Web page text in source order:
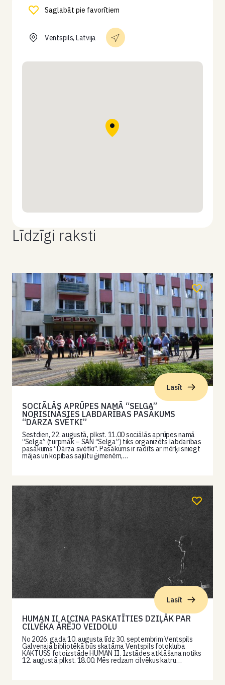
Saglabāt pie favorītiem
Ventspils, Latvija
Līdzīgi raksti
Lasīt
SOCIĀLĀS APRŪPES NAMĀ “SELGA”
NORISINĀSIES LABDARĪBAS PASĀKUMS
“DĀRZA SVĒTKI”
Sestdien, 22. augustā, plkst. 11.00 sociālās aprūpes namā
“Selga” (turpmāk – SAN “Selga”) tiks organizēts labdarības
pasākums “Dārza svētki”. Pasākums ir radīts ar mērķi sniegt
mājas un kopības sajūtu ģimenēm,…
Lasīt
HUMAN II AICINA PASKATĪTIES DZIĻĀK PAR
CILVĒKA ĀRĒJO VEIDOLU
No 2026. gada 10. augusta līdz 30. septembrim Ventspils
Galvenajā bibliotēkā būs skatāma Ventspils fotokluba
KAKTUSS fotoizstāde HUMAN II. Izstādes atklāšana notiks
12. augustā plkst. 18.00. Mēs redzam cilvēkus katru…